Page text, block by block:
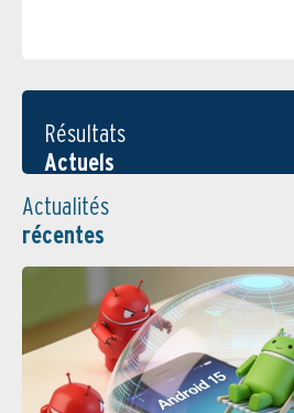
Résultats
Actuels
Actualités
récentes